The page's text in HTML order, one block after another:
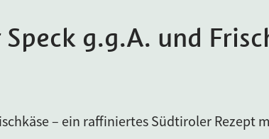
g.g.A. und
– ein raffiniertes Südtiroler Rezept